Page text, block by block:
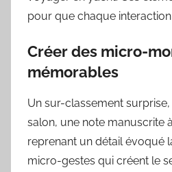
pour que chaque
Créer des micro-
mémorables
Un sur-classement
salon, une note manuscrite
reprenant un détail évoqué
micro-gestes qui créent le